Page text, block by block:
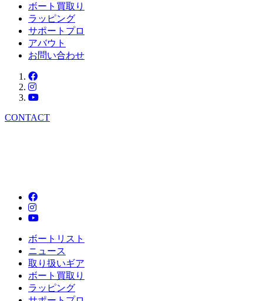
ボート買取り
ラッピング
サポートプロ
アバウト
お問い合わせ
CONTACT
ボートリスト
ニュース
取り扱いギア
ボート買取り
ラッピング